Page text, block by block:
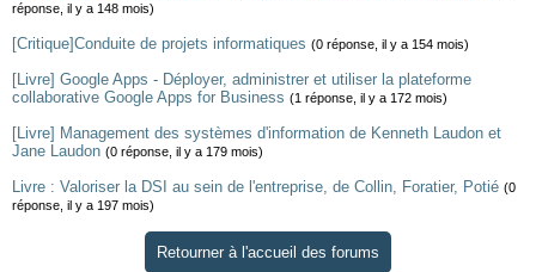
réponse, il y a 148 mois)
[Critique]Conduite de projets informatiques (0 réponse, il y a 154 mois)
[Livre] Google Apps - Déployer, administrer et utiliser la plateforme
collaborative Google Apps for Business (1 réponse, il y a 172 mois)
[Livre] Management des systèmes d'information de Kenneth Laudon et
Jane Laudon (0 réponse, il y a 179 mois)
Livre : Valoriser la DSI au sein de l'entreprise, de Collin, Foratier, Potié (0
réponse, il y a 197 mois)
Retourner à l'accueil des forums